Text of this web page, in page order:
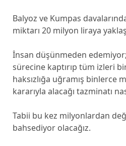
Balyoz ve Kumpas
miktarı 20 milyon liraya
İnsan düşünmeden
sürecine kaptırıp tüm izleri
haksızlığa uğramış binlerce
kararıyla alacağı tazminatı
Tabii bu kez milyonlardan
bahsediyor olacağız.